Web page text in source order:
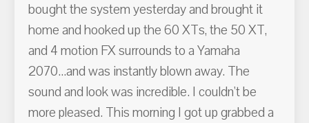
bought the system yesterday and brought it
home and hooked up the 60 XTs, the 50 XT,
and 4 motion FX surrounds to a Yamaha
2070...and was instantly blown away. The
sound and look was incredible. I couldn't be
more pleased. This morning I got up grabbed a